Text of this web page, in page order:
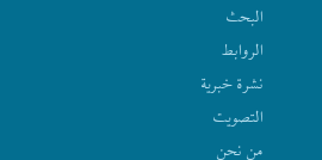
البحث
الروابط
نشرة‌ خبریة
التصويت
من نحن